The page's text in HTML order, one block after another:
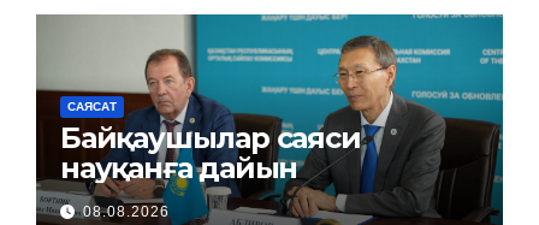
САЯСАТ
Байқаушылар саяси
науқанға дайын
08.08.2026